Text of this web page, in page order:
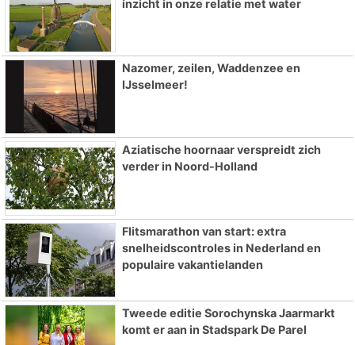
inzicht in onze relatie met water
Nazomer, zeilen, Waddenzee en
IJsselmeer!
Aziatische hoornaar verspreidt zich
verder in Noord-Holland
Flitsmarathon van start: extra
snelheidscontroles in Nederland en
populaire vakantielanden
Tweede editie Sorochynska Jaarmarkt
komt er aan in Stadspark De Parel